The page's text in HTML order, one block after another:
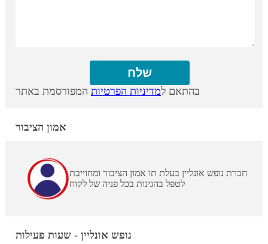
בהתאם למדיניות הפרטיות המפורסמת באתר
אמון הציבור
חברת נופש אונליין בעלת תו אמון הציבור ומחוייבת
לטפל בהגינות בכל פניה של לקוח
נופש אונליין - שעות פעילות